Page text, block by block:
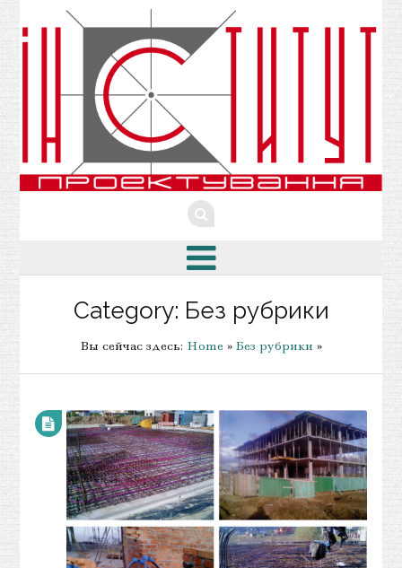
Category: Без рубрики
Вы сейчас здесь: Home » Без рубрики »